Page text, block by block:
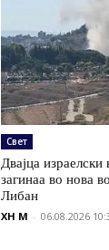
Свет
Двајца
загинаа во нова
Либан
XH M - 06.08.2026